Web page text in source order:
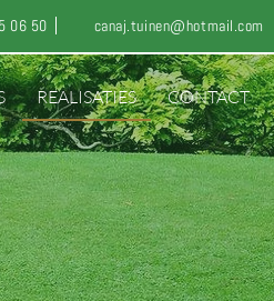
06 50 canaj.tuinen@hotmail.com
REALISATIES CONTACT